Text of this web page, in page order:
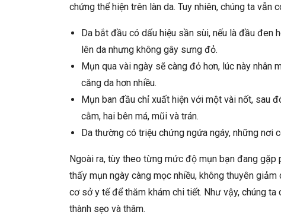
chứng thể hiện trên làn da. Tuy nhiên, chúng ta
Da bắt đầu có dấu hiệu sần sùi, nếu là đầu đen
lên da nhưng không gây sưng đỏ.
Mụn qua vài ngày sẽ càng đỏ hơn, lúc này
căng da hơn nhiều.
Mụn ban đầu chỉ xuất hiện với một vài nốt, sau
cằm, hai bên má, mũi và trán.
Da thường có triệu chứng ngứa ngáy, những nơi
Ngoài ra, tùy theo từng mức độ mụn bạn đang gặp
thấy mụn ngày càng mọc nhiều, không thuyên
cơ sở y tế để thăm khám chi tiết. Như vậy, chúng
thành sẹo và thâm.